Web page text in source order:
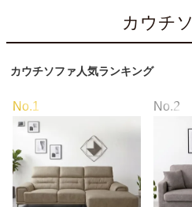
キーワード・商品番号で探す
最短発送 冷感ラグ 冷感寝具
カウチ
カウチソファ人気ランキング